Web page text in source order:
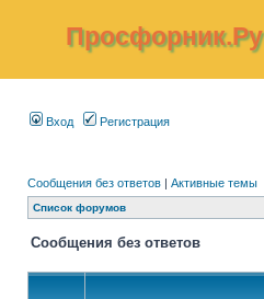
Просфорник.Ру
Вход Регистрация
Сообщения без ответов | Активные темы
Список форумов
Сообщения без ответов